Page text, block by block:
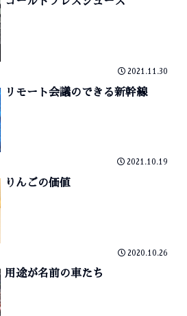
2021.11.30
リモート会議のできる新幹線
2021.10.19
りんごの価値
2020.10.26
用途が名前の車たち